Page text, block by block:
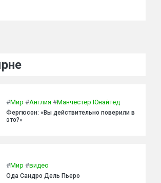
#Мир #Англия #Манчестер Юнайтед
Фергюсон: «Вы действительно поверили в
это?»
#Мир #видео
Ода Сандро Дель Пьеро